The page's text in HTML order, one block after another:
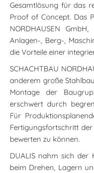
Gesamtlösung für das
Proof of Concept. Das
NORDHAUSEN
Anlagen-, Berg-,
die Vorteile einer
SCHACHTBAU
anderem große
Montage der
erschwert durch
Für
Fertigungsfortschritt
bewerten zu können.
DUALIS nahm sich der
beim Drehen, Lagern